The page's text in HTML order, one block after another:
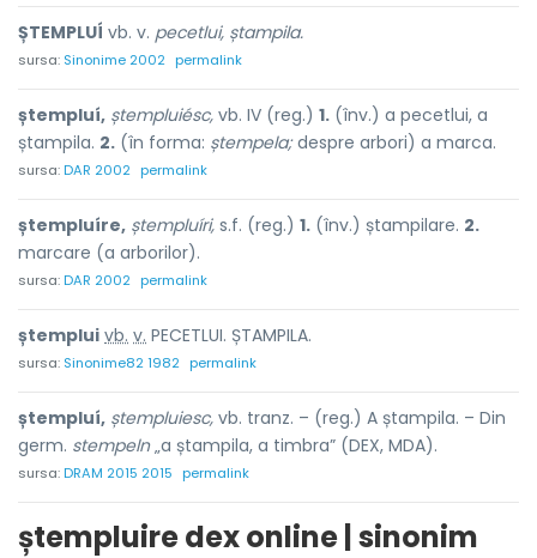
ȘTEMPLUÍ vb. v. pecetlui, ștampila.
sursa: Sinonime 2002 permalink
ștempluí, ștempluiésc, vb. IV (reg.) 1. (înv.) a pecetlui, a
ștampila. 2. (în forma: ștempela;despre arbori) a marca.
sursa:DAR 2002 permalink
ștempluíre, ștempluíri, s.f. (reg.) 1. (înv.) ștampilare. 2.
marcare (a arborilor).
sursa:DAR 2002 permalink
ștemplui vb. v. PECETLUI. ȘTAMPILA.
sursa: Sinonime82 1982 permalink
ștempluí, ștempluiesc, vb. tranz. – (reg.) A ștampila. – Din
germ. stempeln„a ștampila, a timbra” (DEX, MDA).
sursa:DRAM 2015 2015 permalink
ștempluire dex online | sinonim